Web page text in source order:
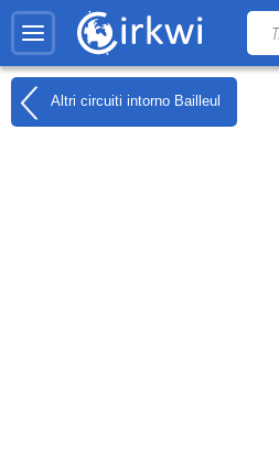
Altri circuiti intorno Bailleul